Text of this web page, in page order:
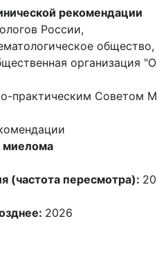
рекомендации
России,
общество,
организация
практическим Советом
миелома
(частота пересмотра):
2026